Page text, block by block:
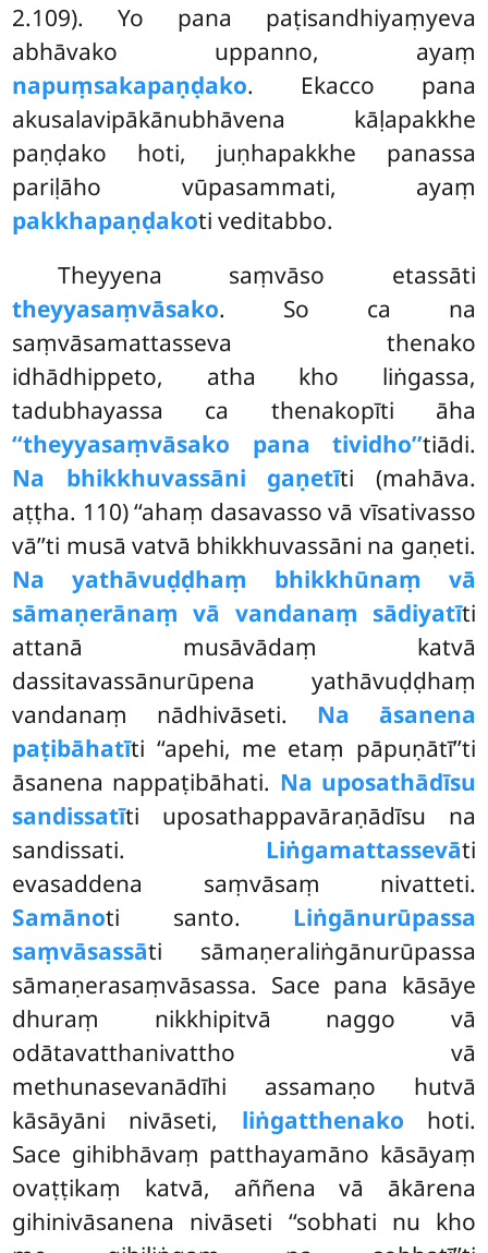
2.109). Yo pana paṭisandhiyaṃyeva
abhāvako uppanno, ayaṃ
napuṃsakapaṇḍako. Ekacco pana
akusalavipākānubhāvena kāḷapakkhe
paṇḍako hoti, juṇhapakkhe panassa
pariḷāho vūpasammati, ayaṃ
pakkhapaṇḍakoti veditabbo.
Theyyena saṃvāso etassāti
theyyasaṃvāsako. So ca na
saṃvāsamattasseva thenako
idhādhippeto, atha kho liṅgassa,
tadubhayassa ca thenakopīti āha
‘‘theyyasaṃvāsako pana tividho’’tiādi.
Na bhikkhuvassāni gaṇetīti (mahāva.
aṭṭha. 110) ‘‘ahaṃ dasavasso vā vīsativasso
vā’’ti musā vatvā bhikkhuvassāni na gaṇeti.
Na yathāvuḍḍhaṃ bhikkhūnaṃ vā
sāmaṇerānaṃ vā vandanaṃ sādiyatīti
attanā musāvādaṃ katvā
dassitavassānurūpena yathāvuḍḍhaṃ
vandanaṃ nādhivāseti. Na āsanena
paṭibāhatīti ‘‘apehi, me etaṃ pāpuṇātī’’ti
āsanena nappaṭibāhati. Na uposathādīsu
sandissatīti uposathappavāraṇādīsu na
sandissati. Liṅgamattassevāti
evasaddena saṃvāsaṃ nivatteti.
Samānoti santo. Liṅgānurūpassa
saṃvāsassāti sāmaṇeraliṅgānurūpassa
sāmaṇerasaṃvāsassa. Sace pana kāsāye
dhuraṃ nikkhipitvā naggo vā
odātavatthanivattho vā
methunasevanādīhi assamaṇo hutvā
kāsāyāni nivāseti, liṅgatthenako hoti.
Sace gihibhāvaṃ patthayamāno kāsāyaṃ
ovaṭṭikaṃ katvā, aññena vā ākārena
gihinivāsanena nivāseti ‘‘sobhati nu kho